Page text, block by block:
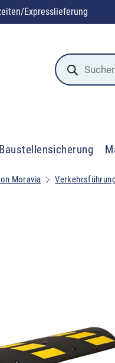
Expresslieferung
Products
search
Baustellensicherung
Moravia